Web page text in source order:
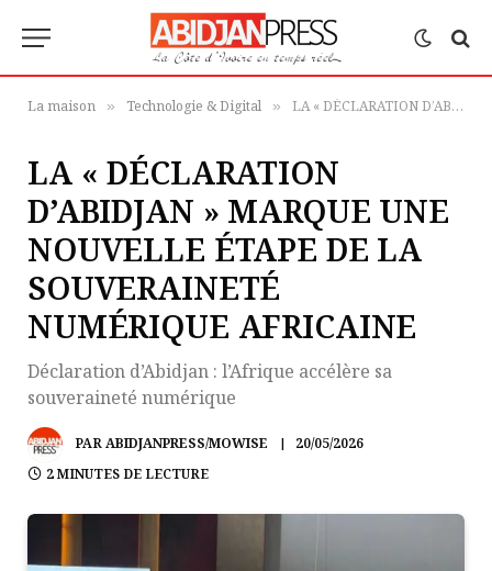
La maison » Technologie & Digital » LA « DÉCLARATION D’ABIDJAN » MARQUE UNE NOUVELLE ÉTAPE DE LA SOUVERAINETÉ NUMÉRIQUE AFRICAINE
LA « DÉCLARATION
D’ABIDJAN » MARQUE UNE
NOUVELLE ÉTAPE DE LA
SOUVERAINETÉ
NUMÉRIQUE AFRICAINE
Déclaration d’Abidjan : l’Afrique accélère sa
souveraineté numérique
PARABIDJANPRESS/MOWISE
20/05/2026
2 MINUTES DE LECTURE